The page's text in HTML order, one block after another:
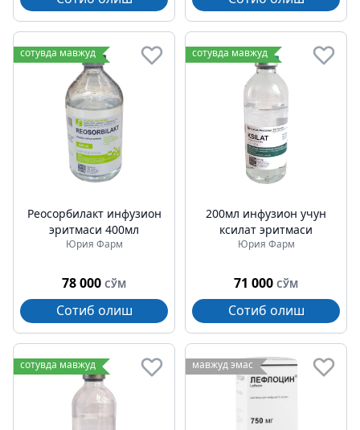
сотувда мавжуд
Реосорбилакт инфузион
эритмаси 400мл
Юрия Фарм
78 000 СЎМ
Сотиб олиш
сотувда мавжуд
200мл инфузион учун
ксилат эритмаси
Юрия Фарм
71 000 СЎМ
Сотиб олиш
сотувда мавжуд мавжуд эмас